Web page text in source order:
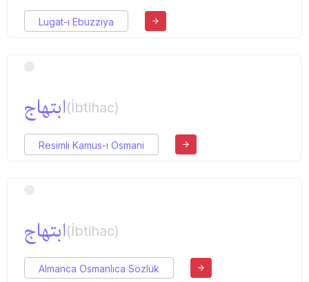
Lugat-ı Ebuzziya
ابتهاج(İbtihac)
Resimli Kamus-ı Osmani
ابتهاج(İbtihac)
Almanca Osmanlıca Sözlük